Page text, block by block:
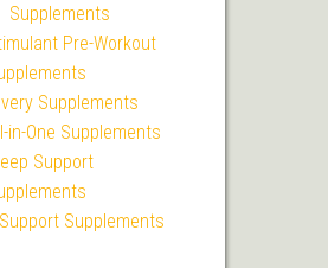
Supplements
Pre-Workout
Supplements
in-One Supplements
Support
Supplements